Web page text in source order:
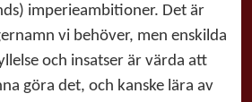
imperieambitioner. Det är
vi behöver, men enskilda
och insatser är värda att
göra det, och kanske lära av